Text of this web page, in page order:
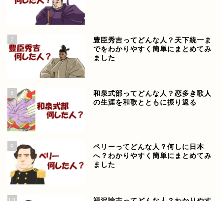
7
豊臣秀吉ってどんな人？天下統一ま
でをわかりやすく簡単にまとめてみ
ました
8
和泉式部ってどんな人？恋多き歌人
の生涯を和歌とともに振り返る
9
ペリーってどんな人？何しに日本
へ？わかりやすく簡単にまとめてみ
ました